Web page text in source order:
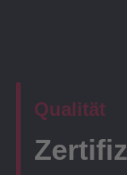
Qualität